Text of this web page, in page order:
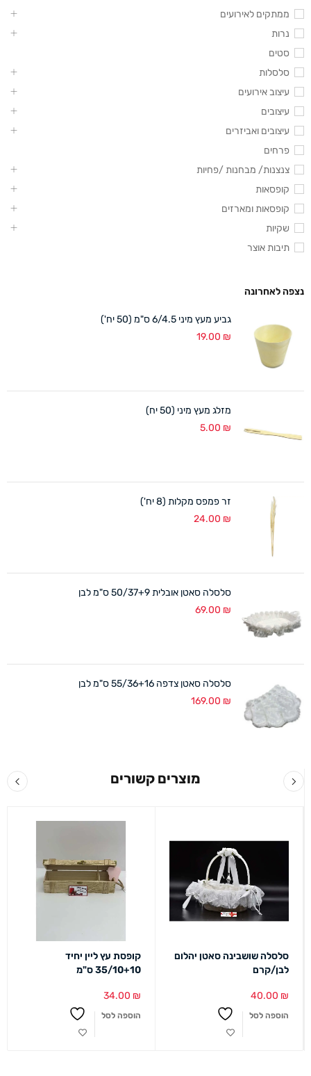
ממתקים לאירועים
נרות
סטים
סלסלות
עיצוב אירועים
עיצובים
עיצובים ואביזרים
פרחים
צנצנות/ מבחנות /פחיות
קופסאות
קופסאות ומארזים
שקיות
תיבות אוצר
נצפה לאחרונה
גביע מעץ מיני 6/4.5 ס"מ (50 יח')
19.00 ₪
מזלג מעץ מיני (50 יח)
5.00 ₪
זר פמפס מקלות (8 יח')
24.00 ₪
סלסלה סאטן אובלית 50/37+9 ס"מ לבן
69.00 ₪
סלסלה סאטן צדפה 55/36+16 ס"מ לבן
169.00 ₪
מוצרים קשורים
סלסלה שושבינה סאטן יהלום
לבן/קרם
40.00 ₪
הוספה לסל
קופסת עץ ליין יחיד
35/10+10 ס"מ
34.00 ₪
הוספה לסל